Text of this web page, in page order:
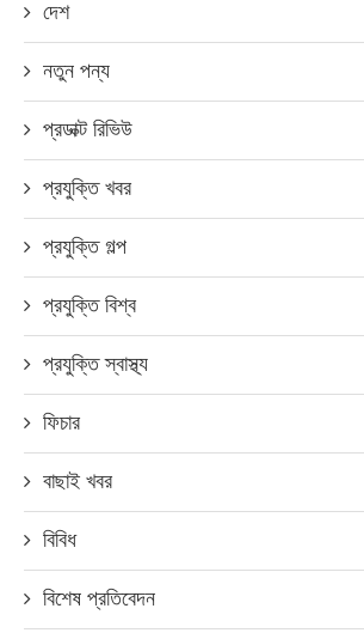
দেশ
নতুন পন্য
প্রডাক্ট রিভিউ
প্রযুক্তি খবর
প্রযুক্তি গল্প
প্রযুক্তি বিশ্ব
প্রযুক্তি স্বাস্থ্য
ফিচার
বাছাই খবর
বিবিধ
বিশেষ প্রতিবেদন